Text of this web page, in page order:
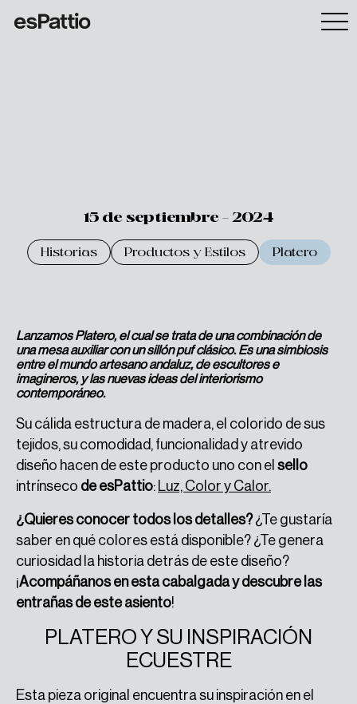
15 de septiembre - 2024
Historias Productos y Estilos Platero
Lanzamos Platero, el cual se trata de una combinación de
una mesa auxiliar con un sillón puf clásico. Es una simbiosis
entre el mundo artesano andaluz, de escultores e
imagineros, y las nuevas ideas del interiorismo
contemporáneo.
Su cálida estructura de madera, el colorido de sus
tejidos, su comodidad, funcionalidad y atrevido
diseño hacen de este producto uno con el sello
intrínseco de esPattio: Luz, Color y Calor.
¿Quieres conocer todos los detalles?¿Te gustaría
saber en qué colores está disponible? ¿Te genera
curiosidad la historia detrás de este diseño?
¡Acompáñanos en esta cabalgada y descubre las
entrañas de este asiento!
PLATERO Y SU INSPIRACIÓN
ECUESTRE
Esta pieza original encuentra su inspiración en el